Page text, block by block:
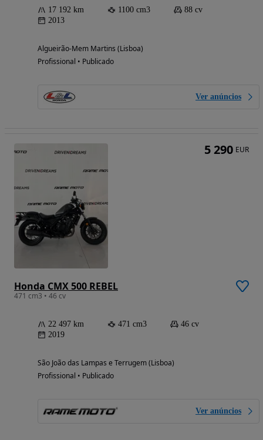
17 192 km 1100 cm3
88 cv
2013
Algueirão-Mem Martins (Lisboa)
Profissional • Publicado
Ver anúncios
Honda CMX 500 REBEL
471 cm3 • 46 cv
22 497 km 471 cm3
46 cv
2019
São João das Lampas e Terrugem (Lisboa)
Profissional • Publicado
Ver anúncios
5 290 EUR